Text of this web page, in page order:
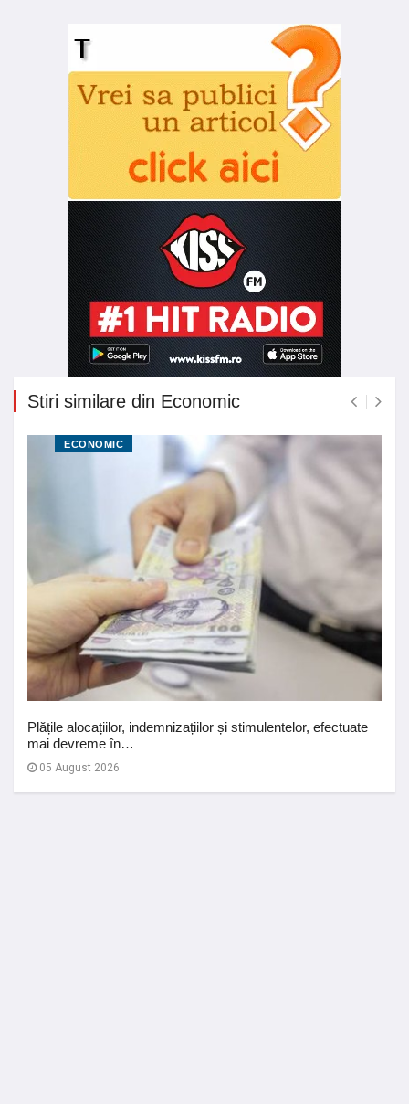
Stiri similare din Economic
ECONOMIC
Plățile alocațiilor, indemnizațiilor și stimulentelor, efectuate
mai devreme în…
05 August 2026